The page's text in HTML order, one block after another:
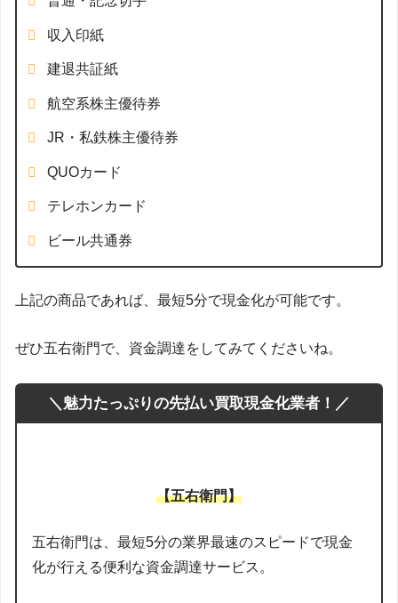
収入印紙
建退共証紙
航空系株主優待券
JR・私鉄株主優待券
QUOカード
テレホンカード
ビール共通券
上記の商品であれば、最短5分で現金化が可能です。
ぜひ五右衛門で、資金調達をしてみてくださいね。
＼魅力たっぷりの先払い買取現金化業者！／
【五右衛門】
五右衛門は、最短5分の業界最速のスピードで現金
化が行える便利な資金調達サービス。